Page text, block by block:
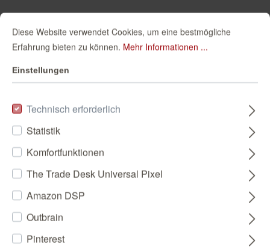
Diese Website verwendet Cookies, um eine bestmögliche
Erfahrung bieten zu können. Mehr Informationen ...
Einstellungen
Technisch erforderlich
Statistik
Komfortfunktionen
The Trade Desk Universal Pixel
Amazon DSP
Outbrain
Pinterest